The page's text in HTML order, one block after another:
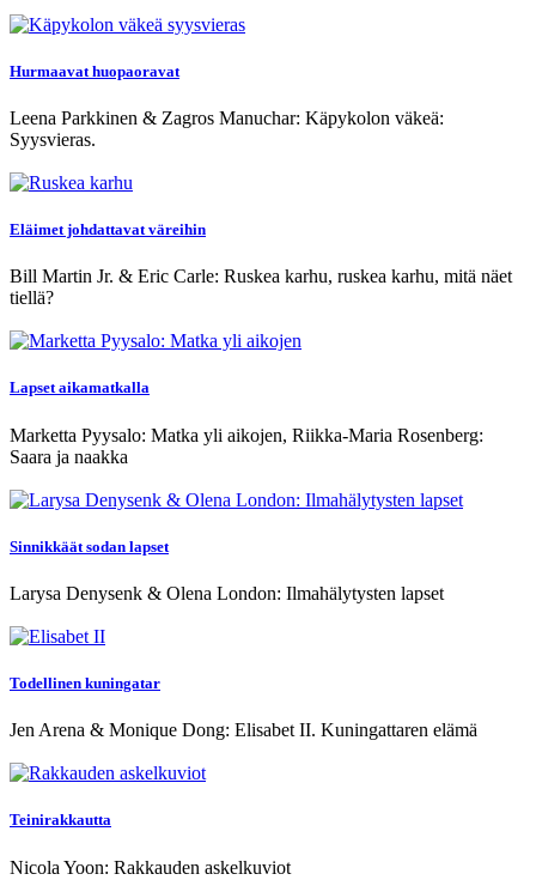
Hurmaavat huopaoravat
Leena Parkkinen & Zagros Manuchar: Käpykolon väkeä:
Syysvieras.
Eläimet johdattavat väreihin
Bill Martin Jr. & Eric Carle: Ruskea karhu, ruskea karhu, mitä näet
tiellä?
Lapset aikamatkalla
Marketta Pyysalo: Matka yli aikojen, Riikka-Maria Rosenberg:
Saara ja naakka
Sinnikkäät sodan lapset
Larysa Denysenk & Olena London: Ilmahälytysten lapset
Todellinen kuningatar
Jen Arena & Monique Dong: Elisabet II. Kuningattaren elämä
Teinirakkautta
Nicola Yoon: Rakkauden askelkuviot